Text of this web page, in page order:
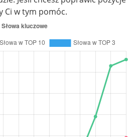
Ci w tym pomóc.